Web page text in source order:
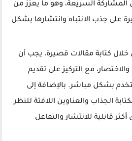
السريعة، وهو ما يعزز من
على جذب الانتباه وانتشارها بشكل
خلال كتابة مقالات قصيرة، يجب أن
مع التركيز على تقديم
بشكل مباشر. بالإضافة إلى
الجذاب والعناوين اللافتة للنظر
قابلية للانتشار والتفاعل